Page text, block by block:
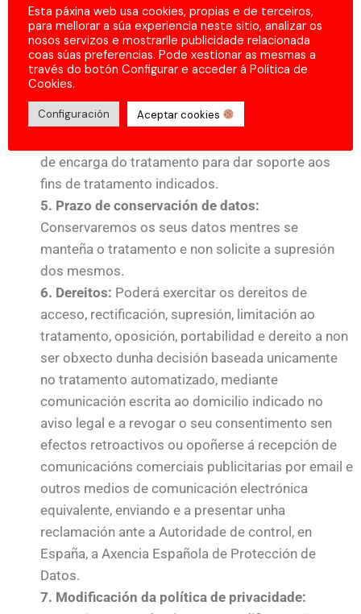
outros medios de comunicación electrónica
equivalente, comunicacións comerciais e
publicitarias sobre os nosos produtos e/o
servizos.
entidade que prestan servizos como os de
de encarga do tratamento para dar soporte aos
fins de tratamento indicados.
5. Prazo de conservación de datos:
Conservaremos os seus datos mentres se
manteña o tratamento e non solicite a supresión
dos mesmos.
6. Dereitos: Poderá exercitar os dereitos de
acceso, rectificación, supresión, limitación ao
tratamento, oposición, portabilidad e dereito a non
ser obxecto dunha decisión baseada unicamente
no tratamento automatizado, mediante
comunicación escrita ao domicilio indicado no
aviso legal e a revogar o seu consentimento sen
efectos retroactivos ou opoñerse á recepción de
comunicacións comerciais publicitarias por email e
outros medios de comunicación electrónica
equivalente, enviando e a presentar unha
reclamación ante a Autoridade de control, en
España, a Axencia Española de Protección de
Datos.
7. Modificación da política de privacidade:
Esta páxina web usa cookies, propias e de terceiros,
para mellorar a súa experiencia neste sitio, analizar os
nosos servizos e mostrarlle publicidade relacionada
coas súas preferencias. Pode xestionar as mesmas a
través do botón Configurar e acceder á Política de
Cookies.
Configuración Aceptar cookies